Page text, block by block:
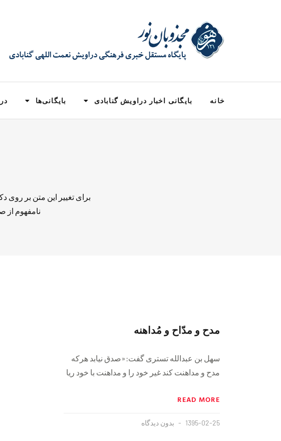
خانه بایگانی اخبار دراویش گنابادی بایگانی‌ها
برای تغییر این متن بر روی
نامفهوم از
مدح و مدّاح و مُداهنه
سهل بن عبدالله تستری گفت:«صدق نیابد هرکه
مدح و مداهنت کند غیر خود را و مداهنت با خود ریا
READ MORE
1395-02-25 بدون دیدگاه